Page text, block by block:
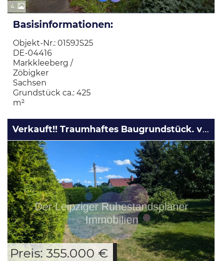
4
Basisinformationen:
Objekt-Nr.: 0159JS25
DE-04416
Markkleeberg /
Zöbigker
Sachsen
Grundstück ca.: 425
m²
Verkauft!! Traumhaftes Baugrundstück. von 1.000 m², ruhige Lage. Nähe Störmthaler Markkleeberger See
Preis: 355.000 €